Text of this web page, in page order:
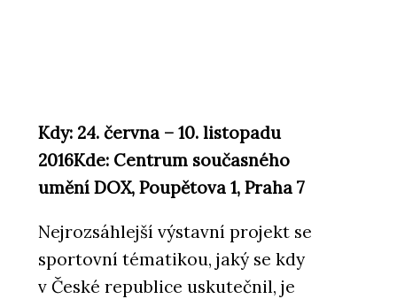
Kdy: 24. června – 10. listopadu
2016Kde: Centrum současného
umění DOX, Poupětova 1, Praha 7
Nejrozsáhlejší výstavní projekt se
sportovní tématikou, jaký se kdy
v České republice uskutečnil, je